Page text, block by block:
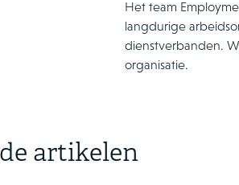
Het team
langdurige
dienstverbanden.
organisatie.
artikelen